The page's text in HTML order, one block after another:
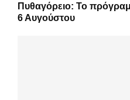
Πυθαγόρειο: Το
6 Αυγούστου